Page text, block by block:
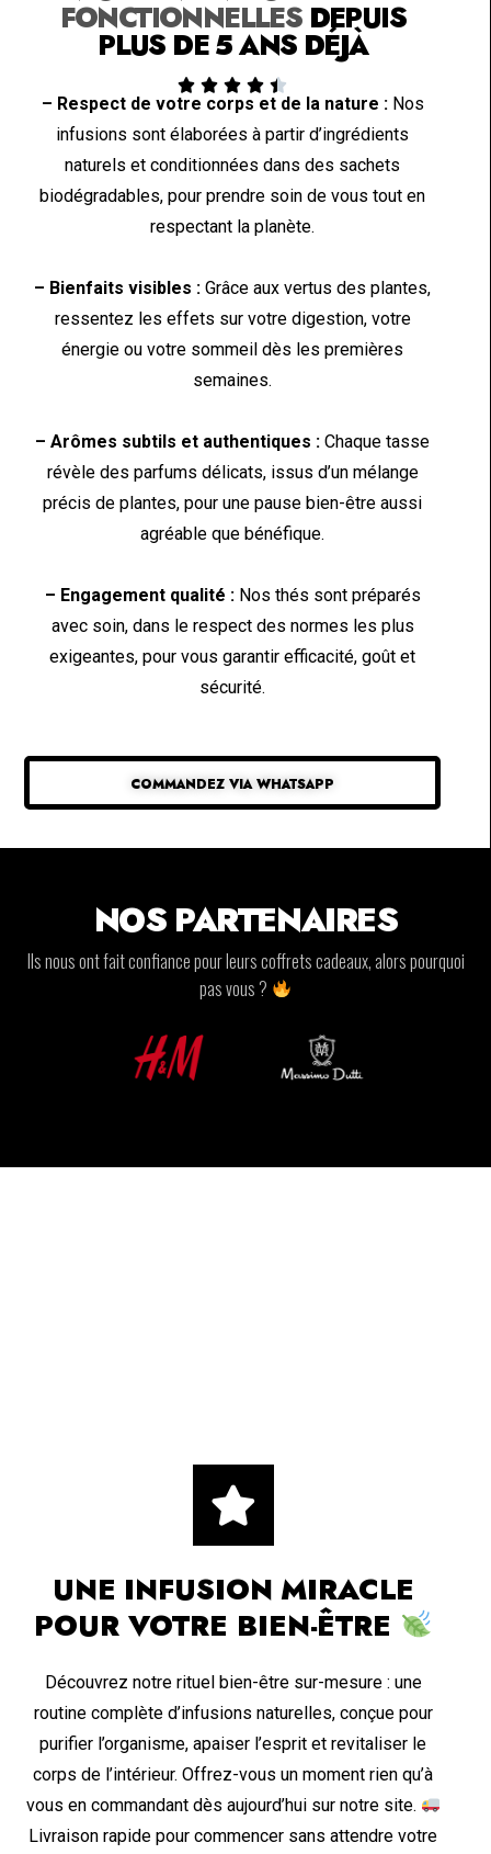
FONCTIONNELLES DEPUIS
PLUS DE 5 ANS DÉJÀ
    
– Respect de votre corps et de la nature :Nos
infusions sont élaborées à partir d’ingrédients
naturels et conditionnées dans des sachets
biodégradables, pour prendre soin de vous tout en
respectant la planète.
– Bienfaits visibles : Grâce aux vertus des plantes,
ressentez les effets sur votre digestion, votre
énergie ou votre sommeil dès les premières
semaines.
– Arômes subtils et authentiques : Chaque tasse
révèle des parfums délicats, issus d’un mélange
précis de plantes, pour une pause bien-être aussi
agréable que bénéfique.
– Engagement qualité :Nos thés sont préparés
avec soin, dans le respect des normes les plus
exigeantes, pour vous garantir efficacité, goût et
sécurité.
COMMANDEZ VIA WHATSAPP
NOS PARTENAIRES
Ils nous ont fait confiance pour leurs coffrets cadeaux, alors pourquoi
pas vous ?
UNE INFUSION MIRACLE
POUR VOTRE BIEN-ÊTRE
Découvrez notre rituel bien-être sur-mesure : une
routine complète d’infusions naturelles, conçue pour
purifier l’organisme, apaiser l’esprit et revitaliser le
corps de l’intérieur. Offrez-vous un moment rien qu’à
vous en commandant dès aujourd’hui sur notre site.
Livraison rapide pour commencer sans attendre votre